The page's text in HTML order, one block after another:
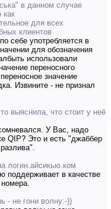
в данном случае
как
для всех
клиентов
себе употребляется в
для обозначения
использовали
переносного
значение
Извините - не признал
выяснила, что стоит у неё
У Вас, надо
QIP? Это и есть "джаббер
логин.айсикью.ком
поддерживает в качестве
- не гони волну:-))